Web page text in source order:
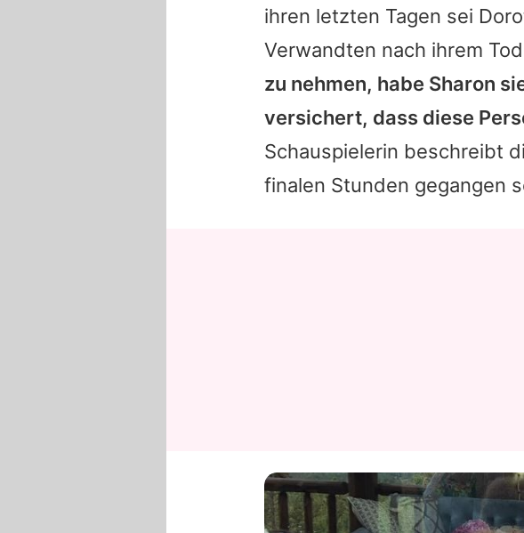
ihren letzten Tagen sei
Verwandten nach ihrem
zu nehmen, habe Sharon
versichert, dass diese
Schauspielerin beschreibt
finalen Stunden gegangen